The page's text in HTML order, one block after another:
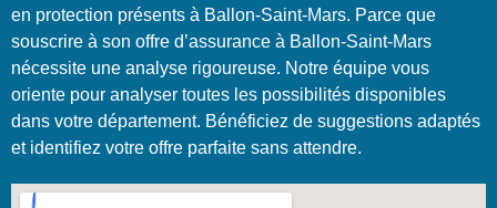
en protection présents à Ballon-Saint-Mars. Parce que
souscrire à son offre d’assurance à Ballon-Saint-Mars
nécessite une analyse rigoureuse. Notre équipe vous
oriente pour analyser toutes les possibilités disponibles
dans votre département. Bénéficiez de suggestions adaptés
et identifiez votre offre parfaite sans attendre.